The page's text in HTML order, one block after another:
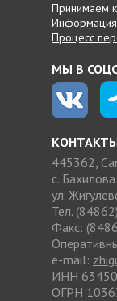
Принимаем
Информация
Процесс
МЫ В
445362,
с.
ул.
Тел.
Факс:
e-mail:
ИНН
ОГРН